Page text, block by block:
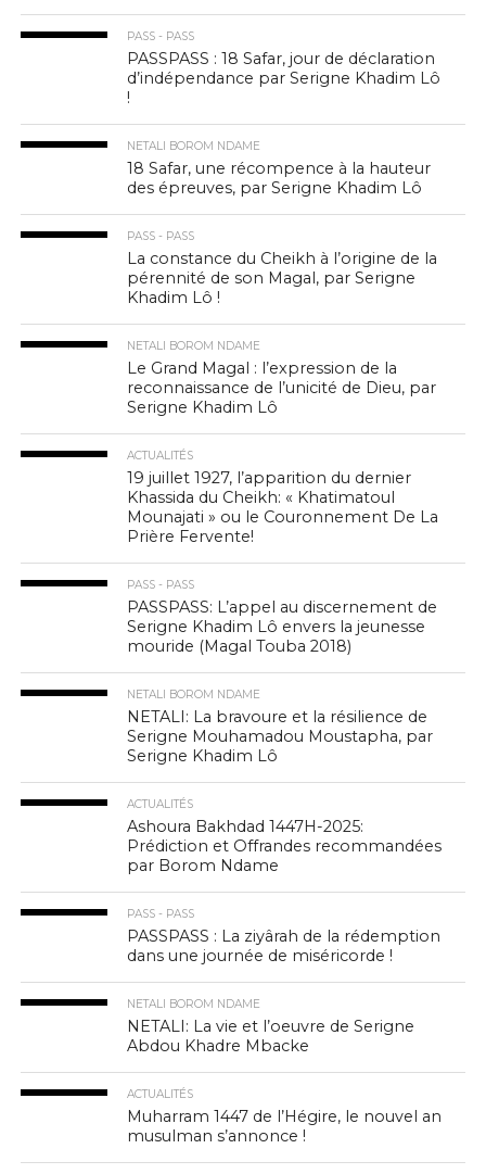
PASS - PASS
PASSPASS : 18 Safar, jour de déclaration
d’indépendance par Serigne Khadim Lô
!
NETALI BOROM NDAME
18 Safar, une récompence à la hauteur
des épreuves, par Serigne Khadim Lô
PASS - PASS
La constance du Cheikh à l’origine de la
pérennité de son Magal, par Serigne
Khadim Lô !
NETALI BOROM NDAME
Le Grand Magal : l’expression de la
reconnaissance de l’unicité de Dieu, par
Serigne Khadim Lô
ACTUALITÉS
19 juillet 1927, l’apparition du dernier
Khassida du Cheikh: « Khatimatoul
Mounajati » ou le Couronnement De La
Prière Fervente!
PASS - PASS
PASSPASS: L’appel au discernement de
Serigne Khadim Lô envers la jeunesse
mouride (Magal Touba 2018)
NETALI BOROM NDAME
NETALI: La bravoure et la résilience de
Serigne Mouhamadou Moustapha, par
Serigne Khadim Lô
ACTUALITÉS
Ashoura Bakhdad 1447H-2025:
Prédiction et Offrandes recommandées
par Borom Ndame
PASS - PASS
PASSPASS : La ziyârah de la rédemption
dans une journée de miséricorde !
NETALI BOROM NDAME
NETALI: La vie et l’oeuvre de Serigne
Abdou Khadre Mbacke
ACTUALITÉS
Muharram 1447 de l’Hégire, le nouvel an
musulman s’annonce !